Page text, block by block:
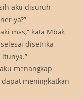
aku disuruh
ya?”
mas,” kata Mbak
disetrika
menangkap
meningkatkan